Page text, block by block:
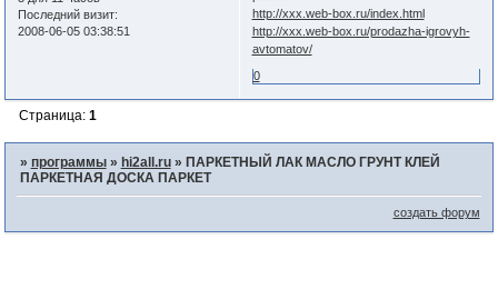
Последний визит:
2008-06-05 03:38:51
http://xxx.web-box.ru/index.html
http://xxx.web-box.ru/prodazha-igrovyh-
avtomatov/
0
Страница: 1
» программы » hi2all.ru » ПАРКЕТНЫЙ ЛАК МАСЛО ГРУНТ КЛЕЙ
ПАРКЕТНАЯ ДОСКА ПАРКЕТ
создать форум